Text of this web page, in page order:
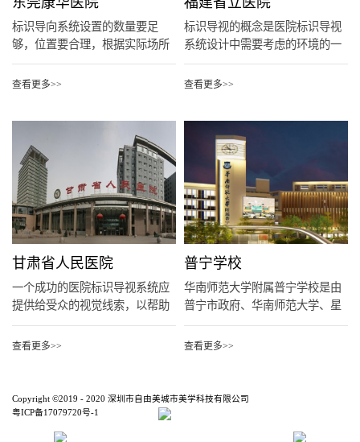
标识导向系统设置的数量要足
够，位置要合理，根据实际场所
人的视...
查看更多>>
标识导视的概念是医院标识导视
系统设计中需要考虑的环境的一
个重...
查看更多>>
甘肃省人民医院
一个成功的医院标识导视系统应
提供给受众的视觉线索，以帮助
他们...
查看更多>>
普宁学校
华南师范大学附属普宁学校是由
普宁市政府、华南师范大学、星
河控...
查看更多>>
Copyright ©2019 - 2020 深圳市自由美城市美学科技有限公司
粤ICP备17079720号-1